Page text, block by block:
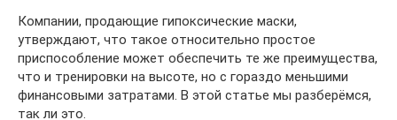
Компании, продающие гипоксические маски,
утверждают, что такое относительно простое
приспособление может обеспечить те же преимущества,
что и тренировки на высоте, но с гораздо меньшими
финансовыми затратами. В этой статье мы разберёмся,
так ли это.